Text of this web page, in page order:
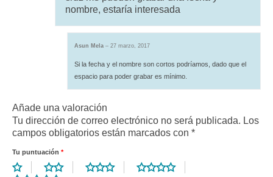
nombre, estaría interesada
Asun Mela – 27 marzo, 2017
Si la fecha y el nombre son cortos podríamos, dado que el
espacio para poder grabar es mínimo.
Añade una valoración
Tu dirección de correo electrónico no será publicada. Los
campos obligatorios están marcados con *
Tu puntuación *